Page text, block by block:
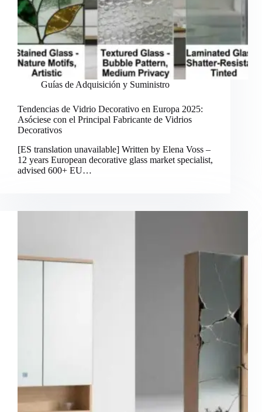
Guías de Adquisición y Suministro
Tendencias de Vidrio Decorativo en Europa 2025:
Asóciese con el Principal Fabricante de Vidrios
Decorativos
[ES translation unavailable] Written by Elena Voss –
12 years European decorative glass market specialist,
advised 600+ EU…